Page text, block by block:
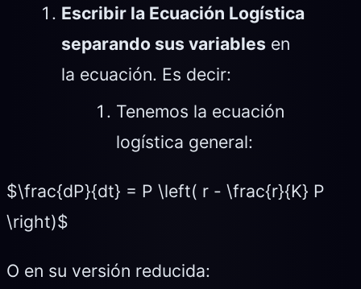
Escribir la Ecuación Logística
separando sus variables en
la ecuación. Es decir:
Tenemos la ecuación
logística general:
$\frac{dP}{dt} = P \left( r - \frac{r}{K} P
\right)$
O en su versión reducida: